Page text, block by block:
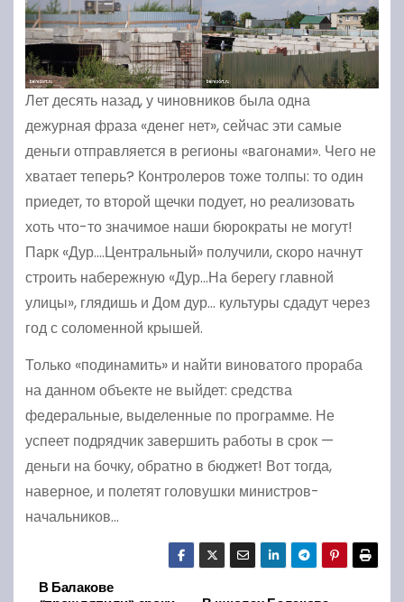
Лет десять назад, у чиновников была одна
дежурная фраза «денег нет», сейчас эти самые
деньги отправляется в регионы «вагонами». Чего не
хватает теперь? Контролеров тоже толпы: то один
приедет, то второй щечки подует, но реализовать
хоть что-то значимое наши бюрократы не могут!
Парк «Дур….Центральный» получили, скоро начнут
строить набережную «Дур…На берегу главной
улицы», глядишь и Дом дур… культуры сдадут через
год с соломенной крышей.
Только «подинамить» и найти виноватого прораба
на данном объекте не выйдет: средства
федеральные, выделенные по программе. Не
успеет подрядчик завершить работы в срок —
деньги на бочку, обратно в бюджет! Вот тогда,
наверное, и полетят головушки министров-
начальников…
В Балакове